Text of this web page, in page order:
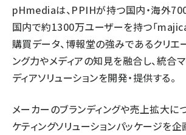
pHmediaは、PPIHが持つ国内・海外
国内で約1300万ユーザーを持つ「majica
購買データ、博報堂の強みであるクリエ
ング力やメディアの知見を融合し、統合
ディアソリューションを開発・提供する。
メーカーのブランディングや売上拡大に
ケティングソリューションパッケージを企